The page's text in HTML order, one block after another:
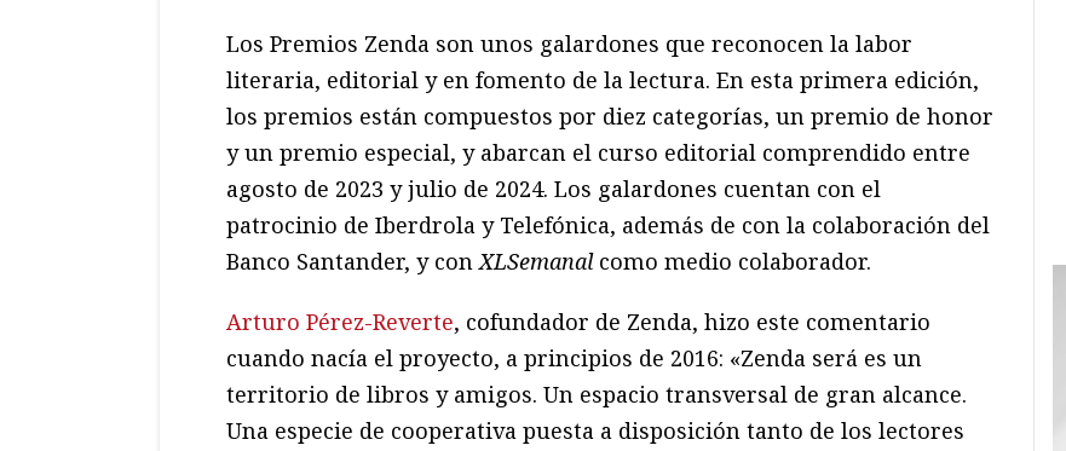
Los Premios Zenda son unos galardones que reconocen la labor
literaria, editorial y en fomento de la lectura. En esta primera edición,
los premios están compuestos por diez categorías, un premio de honor
y un premio especial, y abarcan el curso editorial comprendido entre
agosto de 2023 y julio de 2024. Los galardones cuentan con el
patrocinio de Iberdrola y Telefónica, además de con la colaboración del
Banco Santander, y conXLSemanalcomo medio colaborador.
Arturo Pérez-Reverte, cofundador de Zenda, hizo este comentario
cuando nacía el proyecto, a principios de 2016: «Zenda será es un
territorio de libros y amigos. Un espacio transversal de gran alcance.
Una especie de cooperativa puesta a disposición tanto de los lectores